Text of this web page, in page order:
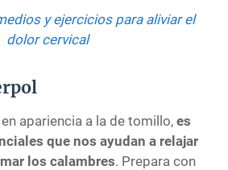
y ejercicios para aliviar el
dolor cervical
apariencia a la de tomillo, es
que nos ayudan a relajar
los calambres. Prepara con